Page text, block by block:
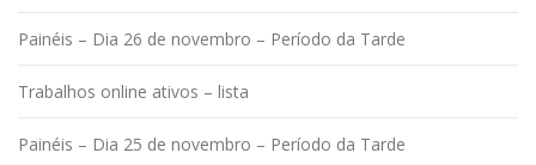
Painéis – Dia 26 de novembro – Período da Tarde
Trabalhos online ativos – lista
Painéis – Dia 25 de novembro – Período da Tarde